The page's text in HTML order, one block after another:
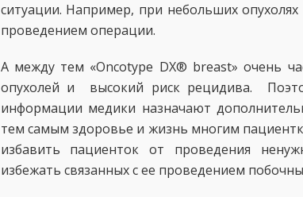
ситуации. Например, при небольших
проведением операции.
А между тем «Oncotype DX® breast» очень
опухолей и высокий риск рецидива.
информации медики назначают
тем самым здоровье и жизнь многим
избавить пациенток от проведения
избежать связанных с ее проведением